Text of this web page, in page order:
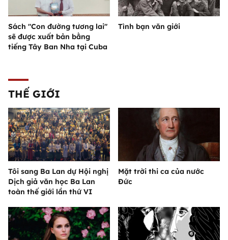
Sách "Con đường tương lai"
sẽ được xuất bản bằng
tiếng Tây Ban Nha tại Cuba
Tình bạn văn giới
THẾ GIỚI
Tôi sang Ba Lan dự Hội nghị
Dịch giả văn học Ba Lan
toàn thế giới lần thứ VI
Mặt trời thi ca của nước
Đức